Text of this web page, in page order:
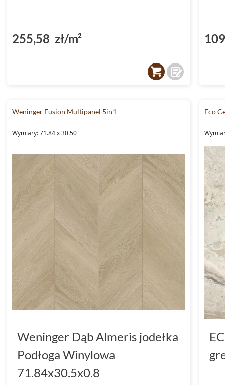
255,58 zł/m²
Weninger Fusion Multipanel 5in1
Wymiary: 71.84 x 30.50
Weninger Dąb Almeris jodełka
Podłoga Winylowa
71.84x30.5x0.8
Eco